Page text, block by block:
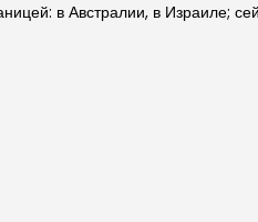
в Австралии, в Израиле;